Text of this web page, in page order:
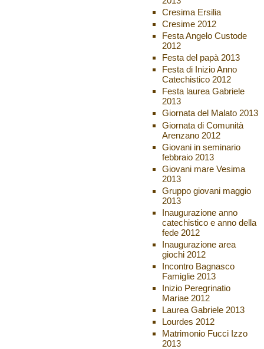
Cresima Ersilia
Cresime 2012
Festa Angelo Custode
2012
Festa del papà 2013
Festa di Inizio Anno
Catechistico 2012
Festa laurea Gabriele
2013
Giornata del Malato 2013
Giornata di Comunità
Arenzano 2012
Giovani in seminario
febbraio 2013
Giovani mare Vesima
2013
Gruppo giovani maggio
2013
Inaugurazione anno
catechistico e anno della
fede 2012
Inaugurazione area
giochi 2012
Incontro Bagnasco
Famiglie 2013
Inizio Peregrinatio
Mariae 2012
Laurea Gabriele 2013
Lourdes 2012
Matrimonio Fucci Izzo
2013